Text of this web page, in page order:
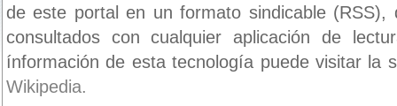
de este portal en un formato sindicable
consultados con cualquier aplicación de
ínformación de esta tecnología puede visitar la
Wikipedia.